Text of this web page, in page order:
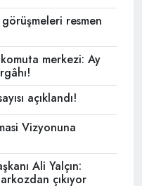
resmen
merkezi: Ay
açıklandı!
Vizyonuna
Ali Yalçın:
çıkıyor